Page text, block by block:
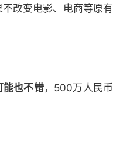
改变电影、电商等原有
能也不错，500万人民币